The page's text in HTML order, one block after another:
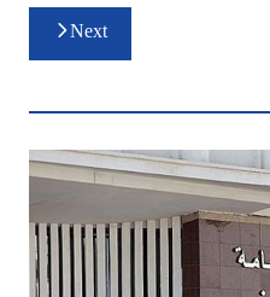
Next